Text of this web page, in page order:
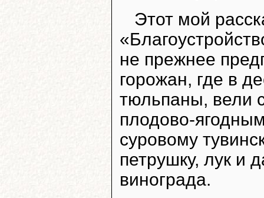
Этот мой
не прежнее
горожан, где в
тюльпаны, вели
плодово-
суровому
петрушку, лук и
винограда.